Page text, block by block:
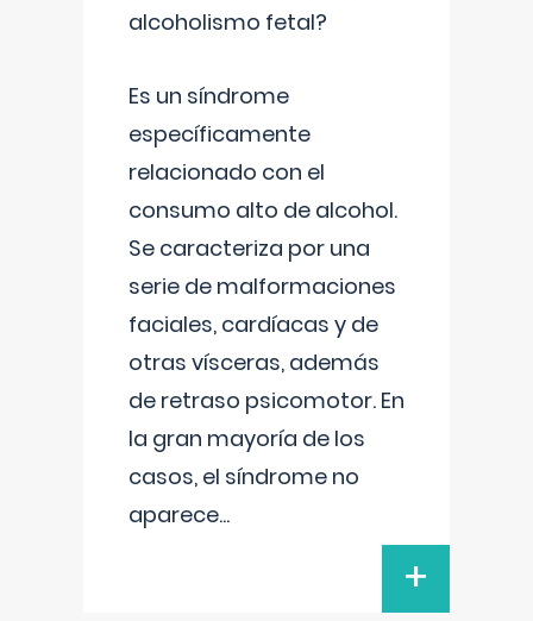
alcoholismo fetal?
Es un síndrome
específicamente
relacionado con el
consumo alto de alcohol.
Se caracteriza por una
serie de malformaciones
faciales, cardíacas y de
otras vísceras, además
de retraso psicomotor. En
la gran mayoría de los
casos, el síndrome no
aparece...
+